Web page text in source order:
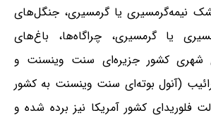
نیمه‌گرمسیری یا گرمسیری، جنگل‌های
یا گرمسیری، چراگاه‌ها، باغ‌های
شهری کشور جزیره‌ای سنت وینسنت و
(آنول بوته‌ای سنت وینسنت به کشور
فلوریدای کشور آمریکا نیز برده شده و